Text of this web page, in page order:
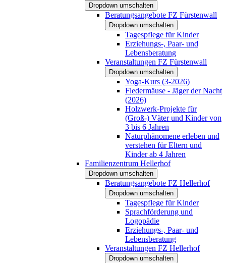
Dropdown umschalten
Beratungsangebote FZ Fürstenwall
Dropdown umschalten
Tagespflege für Kinder
Erziehungs-, Paar- und
Lebensberatung
Veranstaltungen FZ Fürstenwall
Dropdown umschalten
Yoga-Kurs (3-2026)
Fledermäuse - Jäger der Nacht
(2026)
Holzwerk-Projekte für
(Groß-) Väter und Kinder von
3 bis 6 Jahren
Naturphänomene erleben und
verstehen für Eltern und
Kinder ab 4 Jahren
Familienzentrum Hellerhof
Dropdown umschalten
Beratungsangebote FZ Hellerhof
Dropdown umschalten
Tagespflege für Kinder
Sprachförderung und
Logopädie
Erziehungs-, Paar- und
Lebensberatung
Veranstaltungen FZ Hellerhof
Dropdown umschalten